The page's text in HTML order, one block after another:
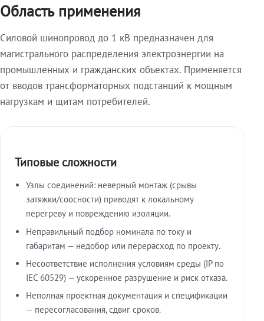
Область применения
Силовой шинопровод до 1 кВ предназначен для
магистрального распределения электроэнергии на
промышленных и гражданских объектах. Применяется
от вводов трансформаторных подстанций к мощным
нагрузкам и щитам потребителей.
Типовые сложности
Узлы соединений: неверный монтаж (срывы
затяжки/соосности) приводят к локальному
перегреву и повреждению изоляции.
Неправильный подбор номинала по току и
габаритам — недобор или перерасход по проекту.
Несоответствие исполнения условиям среды (IP по
IEC 60529) — ускоренное разрушение и риск отказа.
Неполная проектная документация и спецификации
— пересогласования, сдвиг сроков.